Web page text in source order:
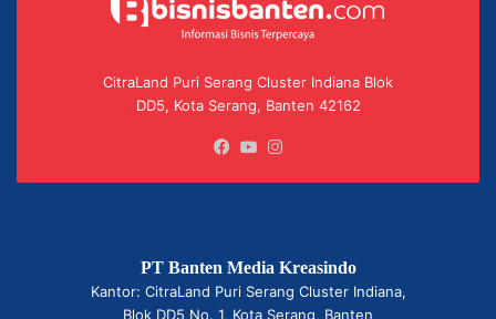
CitraLand Puri Serang Cluster Indiana Blok
DD5, Kota Serang, Banten 42162
Facebook
YouTube
PT Banten Media Kreasindo
Kantor: CitraLand Puri Serang Cluster Indiana,
Blok DD5 No. 1, Kota Serang, Banten